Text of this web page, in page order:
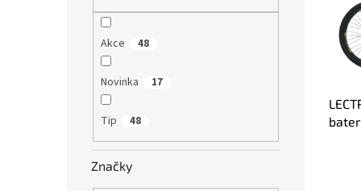
Akce 48
Novinka 17
Tip 48
Značky